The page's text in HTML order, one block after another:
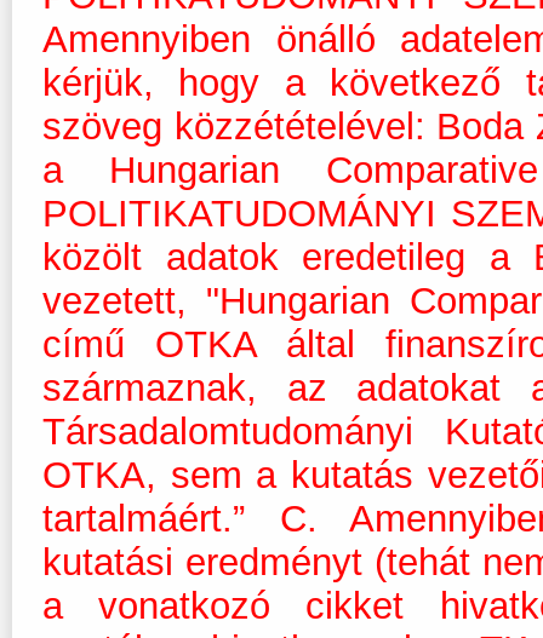
Amennyiben önálló
kérjük, hogy a következő
szöveg közzétételével:
a Hungarian
POLITIKATUDOMÁNYI
közölt adatok eredetileg
vezetett, "Hungarian
című OTKA által
származnak, az adatokat
Társadalomtudományi
OTKA, sem a kutatás
tartalmáért.” C.
kutatási eredményt (tehát
a vonatkozó cikket